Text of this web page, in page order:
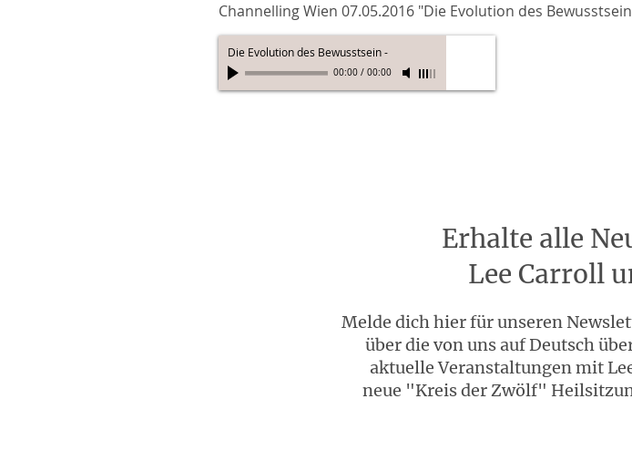
Channelling Wien 07.05.2016 "Die Evolution des
Die Evolution des Bewusstsein-
00:00 / 00:00
Erhalte alle
Lee Carroll
Melde dich hier für unseren
über die von uns auf Deutsch
aktuelle Veranstaltungen mit
neue "Kreis der Zwölf"